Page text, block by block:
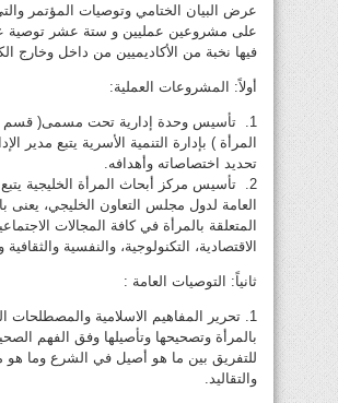
عرض البيان الختامي وتوصيات المؤتمر
على مشروعين عمليين و ستة عشر توصية
فيها نخبة من الأكاديميين من داخل وخارج
أولاً: المشروعات العملية:
1. تأسيس وحدة إدارية تحت مسمى(
المرأة ) بإدارة التنمية الأسرية يتبع مدير
تحديد اختصاصاته وأهدافه.
2. تأسيس مركز أبحاث المرأة الخليجية يتبع
العامة لدول مجلس التعاون الخليجي، يعنى
المتعلقة بالمرأة في كافة المجالات
الاقتصادية، التكنولوجية، والنفسية والثقافية
ثانياً: التوصيات العامة :
1. تحرير المفاهيم الاسلامية والمصطلحات
بالمرأة وتصحيحها وتأصيلها وفق الفهم
للتفريق بين ما هو أصيل في الشرع وما هو
والتقاليد.